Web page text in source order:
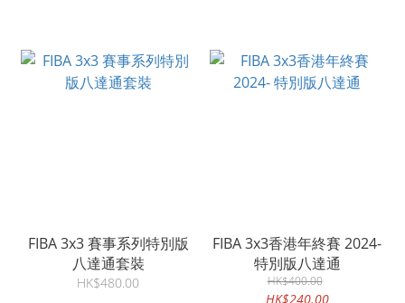
FIBA 3x3 賽事系列特別版
八達通套裝
HK$480.00
FIBA 3x3香港年終賽 2024-
特別版八達通
HK$400.00
HK$240.00